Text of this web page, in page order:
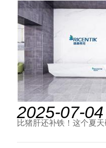
2025-07-04
比猪肝还补铁！这个夏